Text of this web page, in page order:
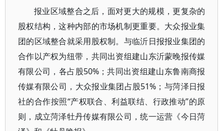
报业区域整合之后，面对更大的规模，更复杂的
股权结构，这种内部的市场机制更重要。大众报业集
团的区域整合就采用股权制。与临沂日报报业集团的
合作以产权为纽带，共同出资组建山东沂蒙晚报传媒
有限公司，各占股50%；共同出资组建山东鲁南商报
传媒有限公司，大众报业集团占股51%；与菏泽日报
社的合作按照“产权联合、利益联结、行政推动”的原
则，成立菏泽牡丹传媒有限公司，统一运营《今日菏